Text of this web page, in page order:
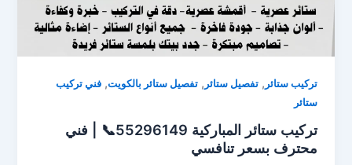
تركيب ستائر ,تفصيل ستائر ,تفصيل ستائر بالكويت,فني تركيب
ستائر
تركيب ستائر المباركية 55296149📞 | فني
محترف بسعر تنافسي